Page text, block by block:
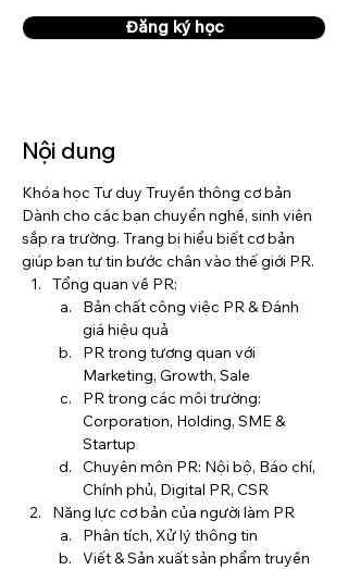
Đăng ký học
Nội dung
Khóa học Tư duy Truyền thông cơ bản
Dành cho các bạn chuyển nghề, sinh viên
sắp ra trường. Trang bị hiểu biết cơ bản
giúp bạn tự tin bước chân vào thế giới PR.
Tổng quan về PR:
Bản chất công việc PR & Đánh
giá hiệu quả
PR trong tương quan với
Marketing, Growth, Sale
PR trong các môi trường:
Corporation, Holding, SME &
Startup
Chuyên môn PR: Nội bộ, Báo chí,
Chính phủ, Digital PR, CSR
Năng lực cơ bản của người làm PR
Phân tích, Xử lý thông tin
Viết & Sản xuất sản phẩm truyền